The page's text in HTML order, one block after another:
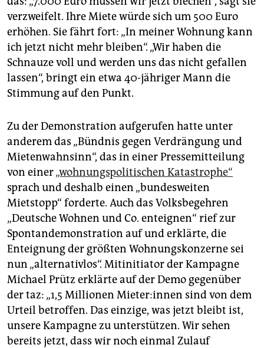
verzweifelt. Ihre Miete würde sich um 500 Euro
erhöhen. Sie fährt fort: „In meiner Wohnung kann
ich jetzt nicht mehr bleiben“. „Wir haben die
Schnauze voll und werden uns das nicht gefallen
lassen“, bringt ein etwa 40-jähriger Mann die
Stimmung auf den Punkt.
Zu der Demonstration aufgerufen hatte unter
anderem das „Bündnis gegen Verdrängung und
Mietenwahnsinn“, das in einer Pressemitteilung
von einer„wohnungspolitischen Katastrophe“
sprach und deshalb einen „bundesweiten
Mietstopp“ forderte. Auch das Volksbegehren
„Deutsche Wohnen und Co. enteignen“ rief zur
Spontandemonstration auf und erklärte, die
Enteignung der größten Wohnungskonzerne sei
nun „alternativlos“. Mitinitiator der Kampagne
Michael Prütz erklärte auf der Demo gegenüber
der taz: „1,5 Millionen Mie­te­r:in­nen sind von dem
Urteil betroffen. Das einzige, was jetzt bleibt ist,
unsere Kampagne zu unterstützen. Wir sehen
bereits jetzt, dass wir noch einmal Zulauf